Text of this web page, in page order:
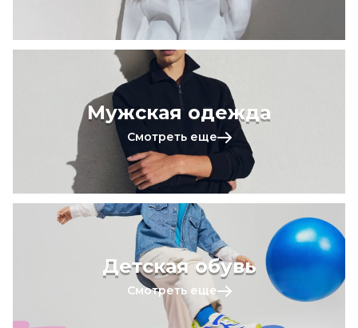
Мужская одежда
Смотреть еще
Детская обувь
Смотреть еще